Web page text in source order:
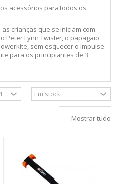
acessórios para todos os
crianças que se iniciam com
Peter Lynn Twister, o papagaio
sem esquecer o Impulse
para os principiantes de 3
Mostrar tudo